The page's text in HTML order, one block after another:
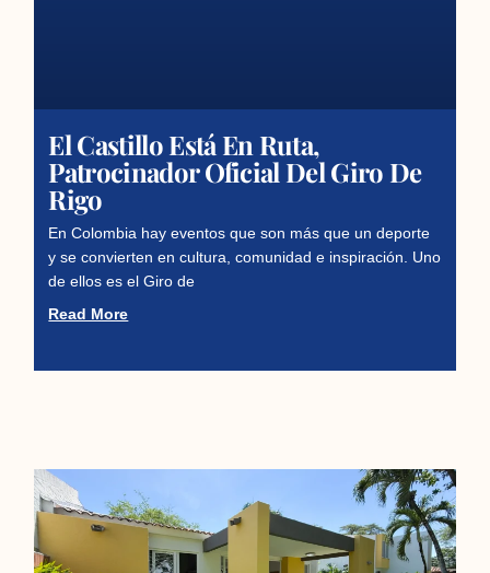
El Castillo Está En Ruta,
Patrocinador Oficial Del Giro De
Rigo
En Colombia hay eventos que son más que un deporte
y se convierten en cultura, comunidad e inspiración. Uno
de ellos es el Giro de
Read More